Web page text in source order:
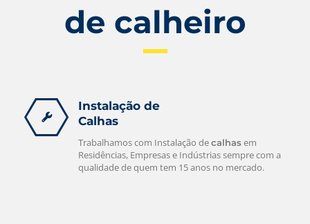
de calheiro
Instalação de
Calhas
Trabalhamos com Instalação decalhasem
Residências, Empresas e Indústrias sempre com a
qualidade de quem tem 15 anos no mercado.